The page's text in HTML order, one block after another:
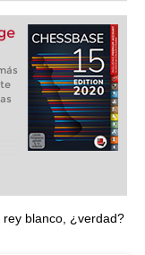
blanco, ¿verdad?